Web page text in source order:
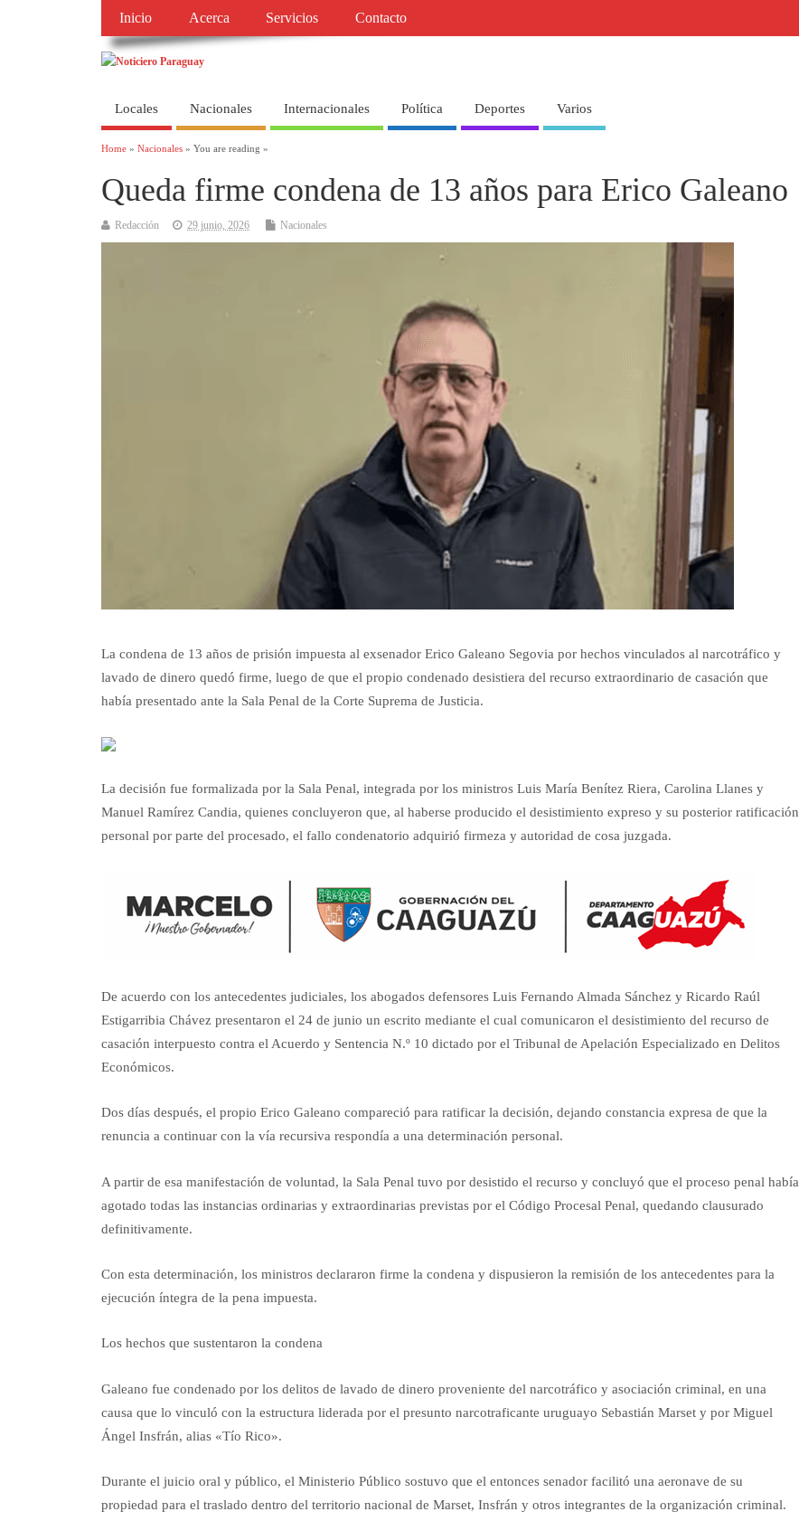
Inicio Acerca Servicios Contacto
Locales Nacionales Internacionales Política Deportes Varios
Home » Nacionales » You are reading »
Queda firme condena de 13 años para Erico Galeano
Redacción 29 junio, 2026 Nacionales
La condena de 13 años de prisión impuesta al exsenador Erico Galeano Segovia por hechos vinculados al narcotráfico y
lavado de dinero quedó firme, luego de que el propio condenado desistiera del recurso extraordinario de casación que
había presentado ante la Sala Penal de la Corte Suprema de Justicia.
La decisión fue formalizada por la Sala Penal, integrada por los ministros Luis María Benítez Riera, Carolina Llanes y
Manuel Ramírez Candia, quienes concluyeron que, al haberse producido el desistimiento expreso y su posterior ratificación
personal por parte del procesado, el fallo condenatorio adquirió firmeza y autoridad de cosa juzgada.
De acuerdo con los antecedentes judiciales, los abogados defensores Luis Fernando Almada Sánchez y Ricardo Raúl
Estigarribia Chávez presentaron el 24 de junio un escrito mediante el cual comunicaron el desistimiento del recurso de
casación interpuesto contra el Acuerdo y Sentencia N.º 10 dictado por el Tribunal de Apelación Especializado en Delitos
Económicos.
Dos días después, el propio Erico Galeano compareció para ratificar la decisión, dejando constancia expresa de que la
renuncia a continuar con la vía recursiva respondía a una determinación personal.
A partir de esa manifestación de voluntad, la Sala Penal tuvo por desistido el recurso y concluyó que el proceso penal había
agotado todas las instancias ordinarias y extraordinarias previstas por el Código Procesal Penal, quedando clausurado
definitivamente.
Con esta determinación, los ministros declararon firme la condena y dispusieron la remisión de los antecedentes para la
ejecución íntegra de la pena impuesta.
Los hechos que sustentaron la condena
Galeano fue condenado por los delitos de lavado de dinero proveniente del narcotráfico y asociación criminal, en una
causa que lo vinculó con la estructura liderada por el presunto narcotraficante uruguayo Sebastián Marset y por Miguel
Ángel Insfrán, alias «Tío Rico».
Durante el juicio oral y público, el Ministerio Público sostuvo que el entonces senador facilitó una aeronave de su
propiedad para el traslado dentro del territorio nacional de Marset, Insfrán y otros integrantes de la organización criminal.